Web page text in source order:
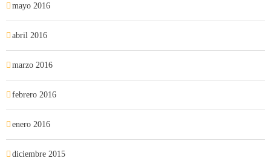
mayo 2016
abril 2016
marzo 2016
febrero 2016
enero 2016
diciembre 2015